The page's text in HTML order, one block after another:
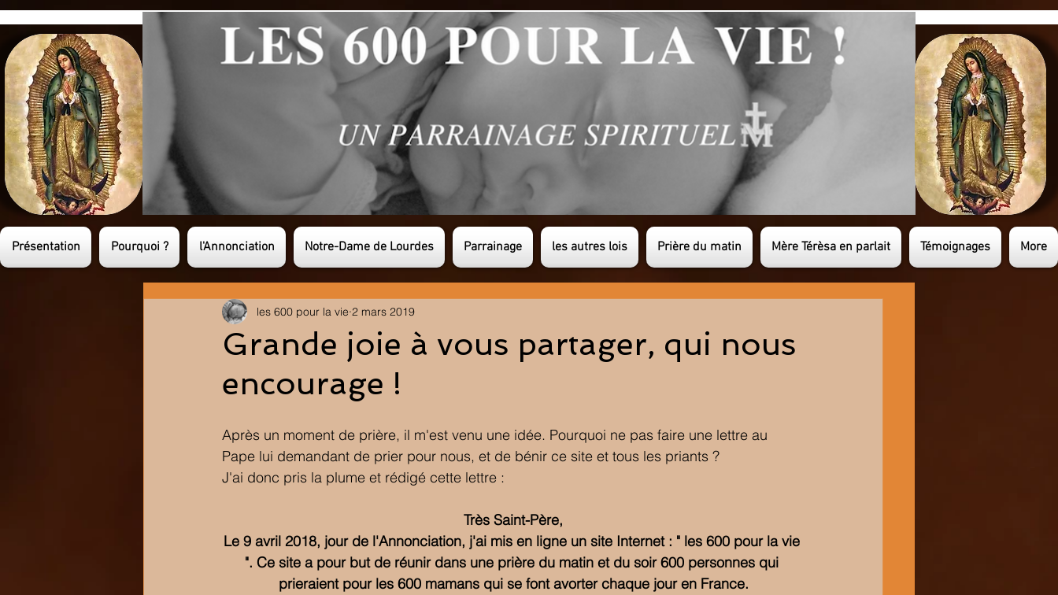
Présentation Pourquoi ? l'Annonciation Notre-Dame de Lourdes Parrainage les autres lois Prière du matin Mère Térèsa en parlait Témoignages More
Grande joie à vous partager, qui nous
encourage !
les 600 pour la vie 2 mars 2019
Après un moment de prière, il m'est venu une idée. Pourquoi ne pas faire une lettre au
Pape lui demandant de prier pour nous, et de bénir ce site et tous les priants ?
J'ai donc pris la plume et rédigé cette lettre :
Très Saint-Père,
Le 9 avril 2018, jour de l'Annonciation, j'ai mis en ligne un site Internet : " les 600 pour la vie
". Ce site a pour but de réunir dans une prière du matin et du soir 600 personnes qui
prieraient pour les 600 mamans qui se font avorter chaque jour en France.